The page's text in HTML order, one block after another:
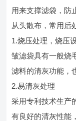
用来支撑滤袋，防
从头散布，常用后
1.烧压处理，烧压
皱滤袋具有一般烧
滤料的清灰功能，
2.易清灰处理
采用专利技术生产
有良好的清灰性能